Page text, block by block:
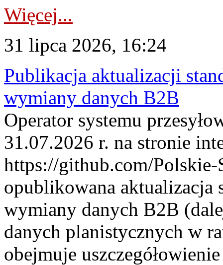
Więcej...
31 lipca 2026, 16:24
Publikacja aktualizacji
wymiany danych B2B
Operator systemu
31.07.2026 r. na stronie
https://github.com/Polskie-
opublikowana aktualizacja
wymiany danych B2B
danych planistycznych w
obejmuje